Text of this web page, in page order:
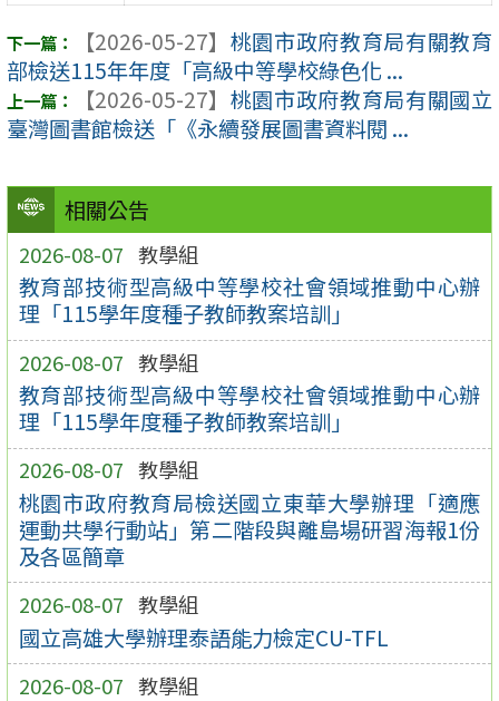
相關公告
2026-08-07 教學組
教育部技術型高級中等學校社會領域推動中心辦
理「115學年度種子教師教案培訓」
2026-08-07 教學組
教育部技術型高級中等學校社會領域推動中心辦
理「115學年度種子教師教案培訓」
2026-08-07 教學組
桃園市政府教育局檢送國立東華大學辦理「適應
運動共學行動站」第二階段與離島場研習海報1份
及各區簡章
2026-08-07 教學組
國立高雄大學辦理泰語能力檢定CU-TFL
2026-08-07 教學組
【2026-05-27】 桃園市政府教育局有關教育
部檢送115年年度「高級中等學校綠色化 ...
【2026-05-27】 桃園市政府教育局有關國立
臺灣圖書館檢送「《永續發展圖書資料閱 ...